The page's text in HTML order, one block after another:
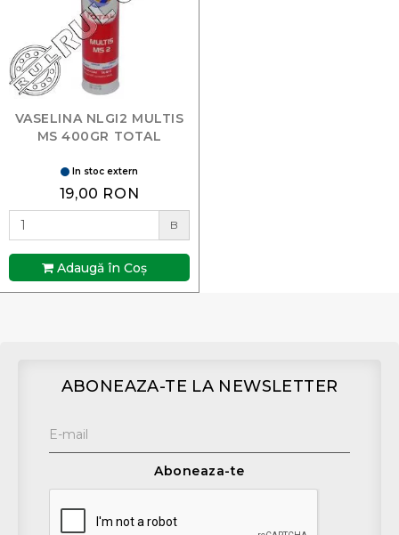
VASELINA NLGI2 MULTIS
MS 400GR TOTAL
In stoc extern
19,00 RON
B
Adaugă în Coş
ABONEAZA-TE LA NEWSLETTER
Aboneaza-te